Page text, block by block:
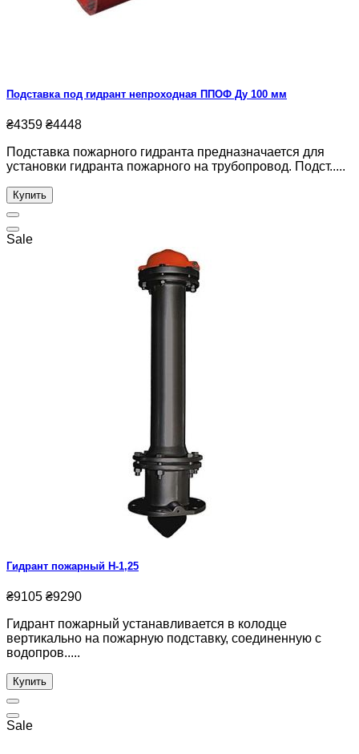
Подставка под гидрант непроходная ППОФ Ду 100 мм
₴4359 ₴4448
Подставка пожарного гидранта предназначается для
установки гидранта пожарного на трубопровод. Подст.....
Купить
Sale
Гидрант пожарный Н-1,25
₴9105 ₴9290
Гидрант пожарный устанавливается в колодце
вертикально на пожарную подставку, соединенную с
водопров.....
Купить
Sale